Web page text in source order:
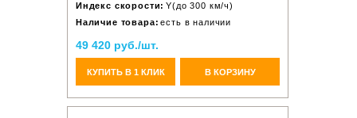
Индекс скорости: Y(до 300 км/ч)
Наличие товара: есть в наличии
49 420 руб./шт.
КУПИТЬ В 1 КЛИК В КОРЗИНУ